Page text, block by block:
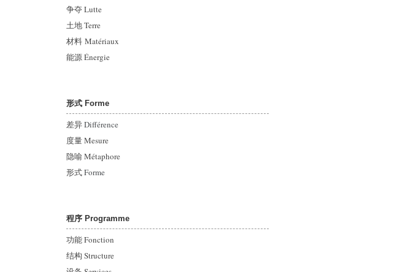
争夺 Lutte
土地 Terre
材料 Matériaux
能源Énergie
形式 Forme
差异Différence
度量 Mesure
隐喻 Métaphore
形式Forme
程序 Programme
功能 Fonction
结构 Structure